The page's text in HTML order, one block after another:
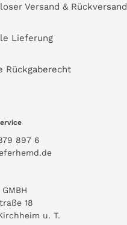
Versand & Rückversand
Lieferung
Rückgaberecht
897 6
18
u. T.